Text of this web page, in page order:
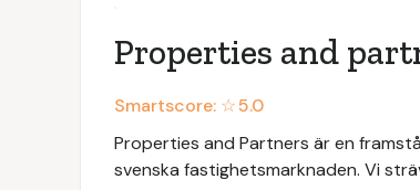
Properties and
Smartscore: ☆5.0
Properties and Partners är en
svenska fastighetsmarknaden. Vi